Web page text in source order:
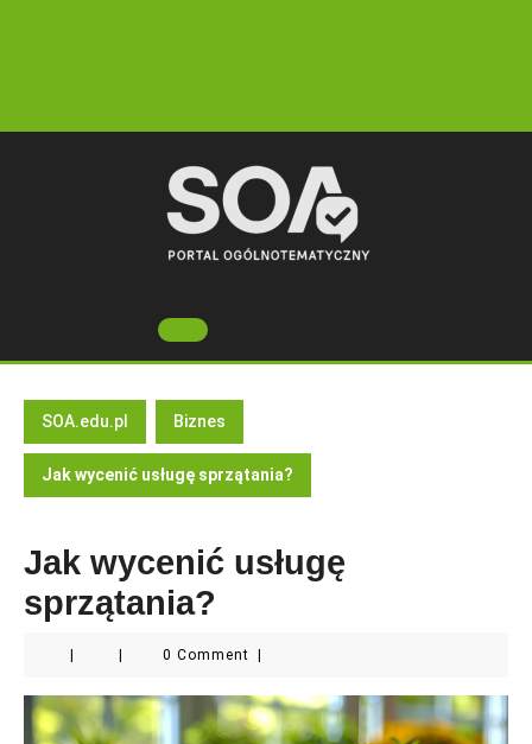
Open
Button
SOA.edu.pl Biznes
Jak wycenić usługę sprzątania?
Jak wycenić usługę
sprzątania?
0 Comment